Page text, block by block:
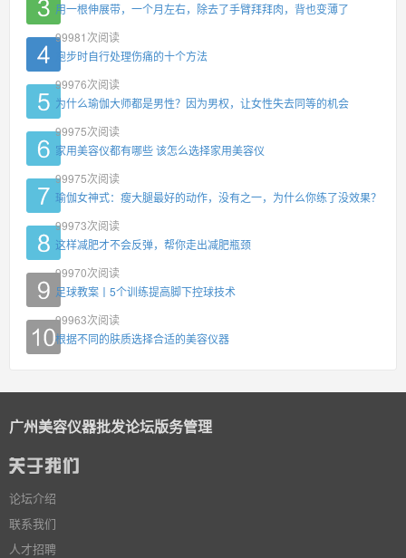
用一根伸展带，一个月左右，除去了手臂拜拜肉，背也变薄了
99981 次阅读
跑步时自行处理伤痛的十个方法
99976次阅读
为什么瑜伽大师都是男性？因为男权，让女性失去同等的机会
99975次阅读
家用美容仪都有哪些 该怎么选择家用美容仪
99975次阅读
瑜伽女神式：瘦大腿最好的动作，没有之一，为什么你练了没效果？
99973次阅读
这样减肥才不会反弹，帮你走出减肥瓶颈
99970次阅读
足球教案丨5个训练提高脚下控球技术
99963次阅读
根据不同的肤质选择合适的美容仪器
广州美容仪器批发论坛版务管理
论坛介绍
联系我们
人才招聘